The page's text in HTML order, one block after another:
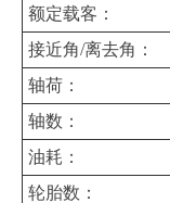
额定载客：
接近角/离去角：
轴荷：
轴数：
油耗：
轮胎数：